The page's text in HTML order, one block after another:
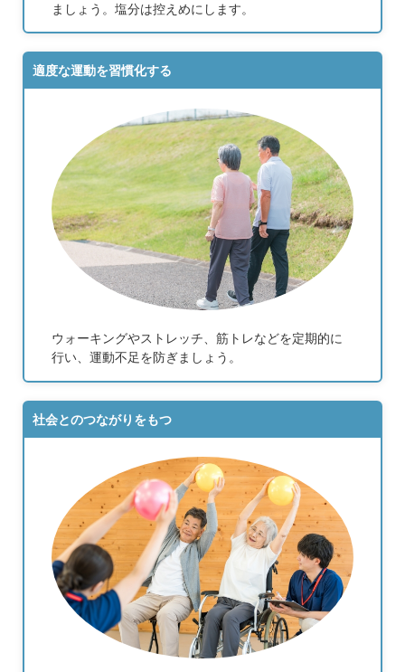
ましょう。塩分は控えめにします。
適度な運動を習慣化する
ウォーキングやストレッチ、筋トレなどを定期的に
行い、運動不足を防ぎましょう。
社会とのつながりをもつ